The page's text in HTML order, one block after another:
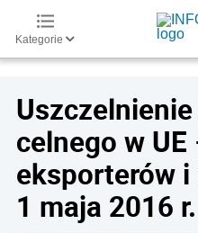
Kategorie
celnego w
eksporterów
1 maja 2016 r.